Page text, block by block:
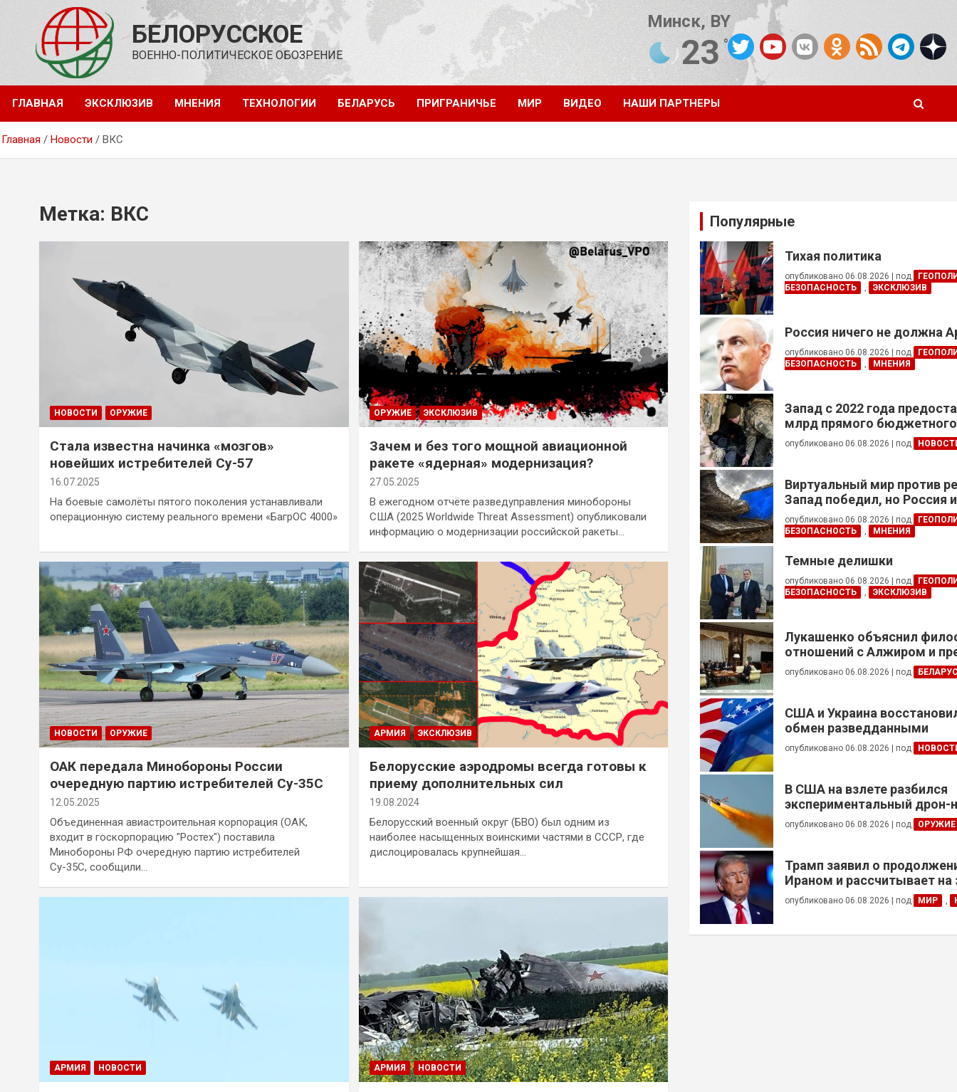
содержимому
БЕЛОРУССКОЕ
ВОЕННО-ПОЛИТИЧЕСКОЕ ОБОЗРЕНИЕ
Минск, BY
23°C
Погода от OpenWeatherMap
ГЛАВНАЯ ЭКСКЛЮЗИВ МНЕНИЯ ТЕХНОЛОГИИ БЕЛАРУСЬ ПРИГРАНИЧЬЕ МИР ВИДЕО НАШИ ПАРТНЕРЫ
Главная Новости ВКС
Метка: ВКС
НОВОСТИ ОРУЖИЕ
Стала известна начинка «мозгов»
новейших истребителей Су-57
16.07.2025
На боевые самолёты пятого поколения устанавливали
операционную систему реального времени «БагрОС 4000»
ОРУЖИЕ ЭКСКЛЮЗИВ
Зачем и без того мощной авиационной
ракете «ядерная» модернизация?
27.05.2025
В ежегодном отчёте разведуправления минобороны
США (2025 Worldwide Threat Assessment) опубликовали
информацию о модернизации российской ракеты…
НОВОСТИ ОРУЖИЕ
ОАК передала Минобороны России
очередную партию истребителей Су-35С
12.05.2025
Объединенная авиастроительная корпорация (ОАК,
входит в госкорпорацию "Ростех") поставила
Минобороны РФ очередную партию истребителей
Су-35С, сообщили…
АРМИЯ ЭКСКЛЮЗИВ
Белорусские аэродромы всегда готовы к
приему дополнительных сил
19.08.2024
Белорусский военный округ (БВО) был одним из
наиболее насыщенных воинскими частями в СССР, где
дислоцировалась крупнейшая…
АРМИЯ НОВОСТИ АРМИЯ НОВОСТИ
Популярные
Тихая политика
опубликовано 06.08.2026 под
БЕЗОПАСНОСТЬ
, ЭКСКЛЮЗИВ
Россия ничего не должна
опубликовано 06.08.2026 под
БЕЗОПАСНОСТЬ
, МНЕНИЯ
Запад с 2022 года
млрд прямого бюджетного
финансирования — глава
Украины
опубликовано 06.08.2026 под
Виртуальный мир против
Запад победил, но Россия
опубликовано 06.08.2026 под
БЕЗОПАСНОСТЬ
, МНЕНИЯ
Темные делишки
опубликовано 06.08.2026 под
БЕЗОПАСНОСТЬ
, ЭКСКЛЮЗИВ
Лукашенко объяснил
отношений с Алжиром и
ускорить реализацию
опубликовано 06.08.2026 под
США и Украина
обмен разведданными
опубликовано 06.08.2026 под
В США на взлете разбился
экспериментальный дрон-
опубликовано 06.08.2026 под ОРУЖИЕ
Трамп заявил о
Ираном и рассчитывает на
сделки
опубликовано 06.08.2026 под МИР ,